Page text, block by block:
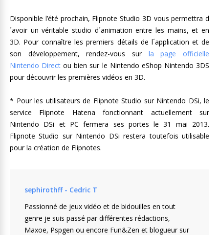
Disponible l’été prochain, Flipnote Studio 3D vous permettra d
´avoir un véritable studio d´animation entre les mains, et en
3D. Pour connaître les premiers détails de l´application et de
son développement, rendez-vous sur la page officielle
Nintendo Direct ou bien sur le Nintendo eShop Nintendo 3DS
pour découvrir les premières vidéos en 3D.
* Pour les utilisateurs de Flipnote Studio sur Nintendo DSi, le
service Flipnote Hatena fonctionnant actuellement sur
Nintendo DSi et PC fermera ses portes le 31 mai 2013.
Flipnote Studio sur Nintendo DSi restera toutefois utilisable
pour la création de Flipnotes.
sephirothff - Cedric T
Passionné de jeux vidéo et de bidouilles en tout
genre je suis passé par différentes rédactions,
Maxoe, Pspgen ou encore Fun&Zen et blogueur sur